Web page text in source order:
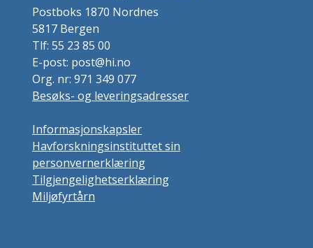
Postboks 1870 Nordnes
5817 Bergen
Tlf: 55 23 85 00
E-post: post@hi.no
Org. nr: 971 349 077
Besøks- og leveringsadresser
Informasjonskapsler
Havforskningsinstituttet sin
personvernerklæring
Tilgjengelighetserklæring
Miljøfyrtårn